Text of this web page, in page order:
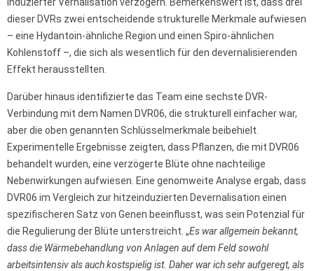
dieser DVRs zwei entscheidende strukturelle Merkmale aufwiesen
– eine Hydantoin-ähnliche Region und einen Spiro-ähnlichen
Kohlenstoff –, die sich als wesentlich für den devernalisierenden
Effekt herausstellten.
Darüber hinaus identifizierte das Team eine sechste DVR-
Verbindung mit dem Namen DVR06, die strukturell einfacher war,
aber die oben genannten Schlüsselmerkmale beibehielt.
Experimentelle Ergebnisse zeigten, dass Pflanzen, die mit DVR06
behandelt wurden, eine verzögerte Blüte ohne nachteilige
Nebenwirkungen aufwiesen. Eine genomweite Analyse ergab, dass
DVR06 im Vergleich zur hitzeinduzierten Devernalisation einen
spezifischeren Satz von Genen beeinflusst, was sein Potenzial für
die Regulierung der Blüte unterstreicht. „Es war allgemein bekannt,
dass die Wärmebehandlung von Anlagen auf dem Feld sowohl
arbeitsintensiv als auch kostspielig ist. Daher war ich sehr aufgeregt, als